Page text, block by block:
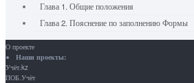
Глава 1. Общие положения
Глава 2. Пояснение по заполнению Формы
О проекте
Наши проекты:
Учёт.kz
ПОБ.Учёт